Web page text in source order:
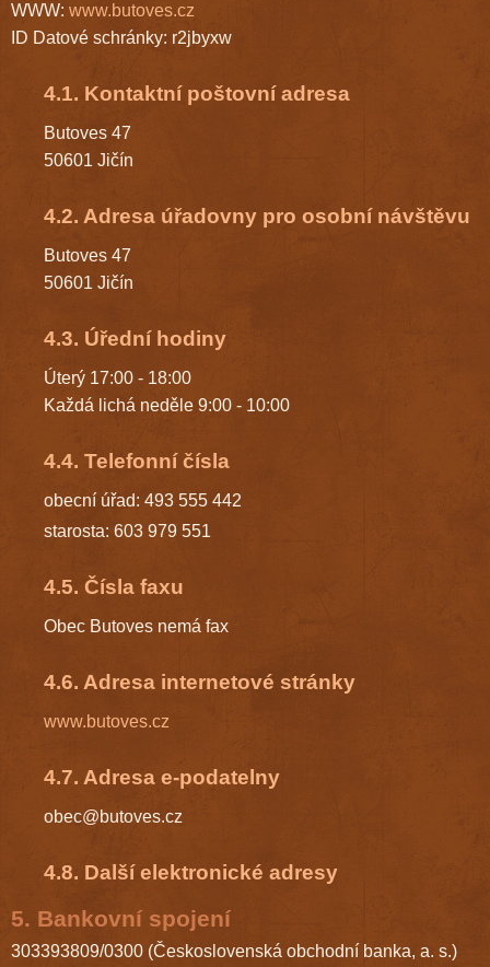
WWW: www.butoves.cz
ID Datové schránky: r2jbyxw
4.1. Kontaktní poštovní adresa
Butoves 47
50601 Jičín
4.2. Adresa úřadovny pro osobní návštěvu
Butoves 47
50601 Jičín
4.3. Úřední hodiny
Úterý 17:00 - 18:00
Každá lichá neděle 9:00 - 10:00
4.4. Telefonní čísla
obecní úřad: 493 555 442
starosta: 603 979 551
4.5. Čísla faxu
Obec Butoves nemá fax
4.6. Adresa internetové stránky
www.butoves.cz
4.7. Adresa e-podatelny
obec@butoves.cz
4.8. Další elektronické adresy
5. Bankovní spojení
303393809/0300 (Československá obchodní banka, a. s.)